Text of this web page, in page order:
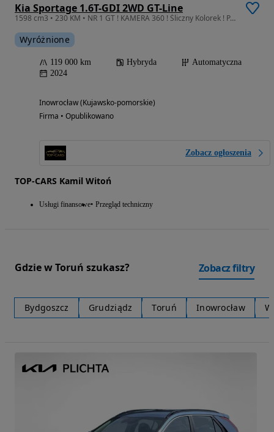
Kia Sportage 1.6T-GDI 2WD GT-Line
1598 cm3 • 230 KM • NR 1 GT ! KAMERA 360 ! Śliczny Kolorek ! PANORAMA ! Alus18 ! Maxx
Wyróżnione
119 000 km Hybryda
Automatyczna
2024
Inowrocław (Kujawsko-pomorskie)
Firma • Opublikowano
Zobacz ogłoszenia
TOP-CARS Kamil Witoń
Usługi finansowe Przegląd techniczny
Gdzie w Toruń szukasz? Zobacz filtry
Bydgoszcz Grudziądz Toruń Inowrocław